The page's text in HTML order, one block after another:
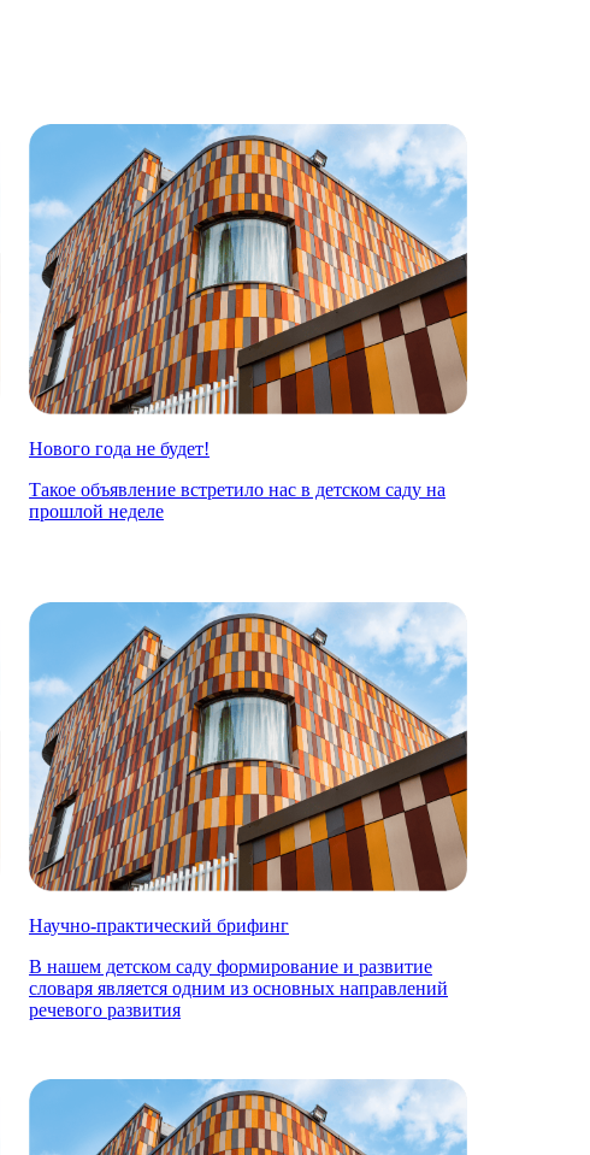
Нового года не будет!
Такое объявление встретило нас в детском саду на
прошлой неделе
Научно-практический брифинг
В нашем детском саду формирование и развитие
словаря является одним из основных направлений
речевого развития